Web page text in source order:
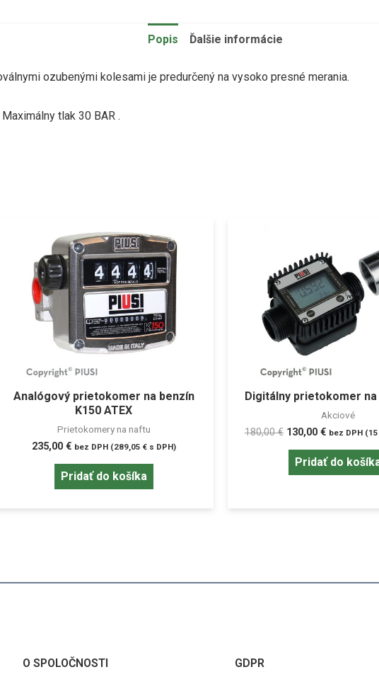
Popis Ďalšie informácie
ozubenými kolesami je predurčený na vysoko presné merania.
tlak 30 BAR .
Analógový prietokomer na benzín
K150 ATEX
Prietokomery na naftu
235,00 € bez DPH (289,05 €s DPH)
Pridať do košíka
Digitálny prietokomer
Akciové
180,00€ 130,00 € bez DPH (
Pridať do
O SPOLOČNOSTI GDPR